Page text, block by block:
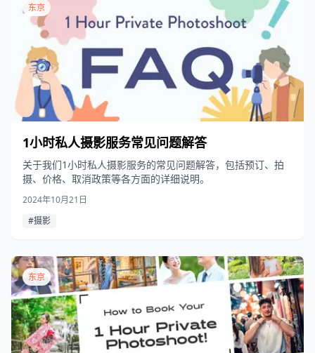
东京
1小时私人摄影服务常见问题解答
关于我们1小时私人摄影服务的常见问题解答，包括预订、拍
摄、价格、取消政策等各方面的详细说明。
2024年10月21日
#摄影
东京